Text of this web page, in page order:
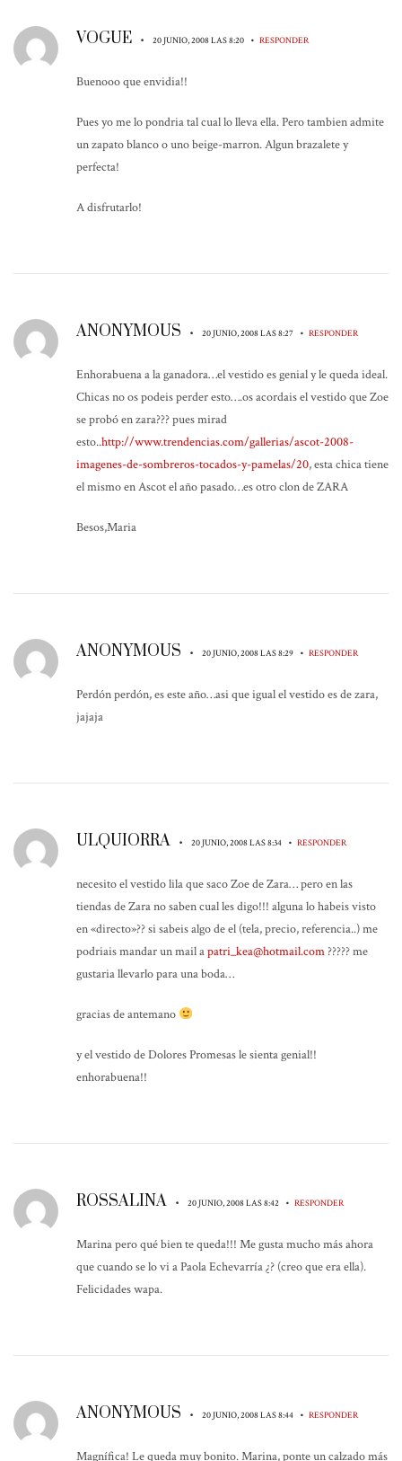
VOGUE • 20 JUNIO, 2008 LAS 8:20 • RESPONDER
Buenooo que envidia!!
Pues yo me lo pondria tal cual lo lleva ella. Pero tambien admite
un zapato blanco o uno beige-marron. Algun brazalete y
perfecta!
A disfrutarlo!
ANONYMOUS • 20 JUNIO, 2008 LAS 8:27 • RESPONDER
Enhorabuena a la ganadora…el vestido es genial y le queda ideal.
Chicas no os podeis perder esto….os acordais el vestido que Zoe
se probó en zara??? pues mirad
esto..http://www.trendencias.com/gallerias/ascot-2008-
imagenes-de-sombreros-tocados-y-pamelas/20, esta chica tiene
el mismo en Ascot el año pasado…es otro clon de ZARA
Besos,Maria
ANONYMOUS • 20 JUNIO, 2008 LAS 8:29 • RESPONDER
Perdón perdón, es este año…asi que igual el vestido es de zara,
jajaja
ULQUIORRA • 20 JUNIO, 2008 LAS 8:34 • RESPONDER
necesito el vestido lila que saco Zoe de Zara… pero en las
tiendas de Zara no saben cual les digo!!! alguna lo habeis visto
en «directo»?? si sabeis algo de el (tela, precio, referencia..) me
podriais mandar un mail apatri_kea@hotmail.com ????? me
gustaria llevarlo para una boda…
gracias de antemano
y el vestido de Dolores Promesas le sienta genial!!
enhorabuena!!
ROSSALINA • 20 JUNIO, 2008 LAS 8:42 • RESPONDER
Marina pero qué bien te queda!!! Me gusta mucho más ahora
que cuando se lo vi a Paola Echevarría ¿? (creo que era ella).
Felicidades wapa.
ANONYMOUS • 20 JUNIO, 2008 LAS 8:44 • RESPONDER
Magnífica! Le queda muy bonito. Marina, ponte un calzado más